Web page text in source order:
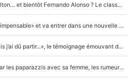
Max Verstappen, Lewis Hamilton… et bientôt Fernando Alonso ? Le classement des pilotes les mieux payés en Formule 1 risque de changer !
F1 - Alpine signe un accord «impensable» et va entrer dans une nouvelle dimension : Grande nouvelle pour Pierre Gasly !
F1 : « Je lui ai fait un câlin, puis j’ai dû partir...», le témoignage émouvant de Max Verstappen sur sa fille
F1 : Charles Leclerc surpris par les paparazzis avec sa femme, les rumeurs étaient vraies !